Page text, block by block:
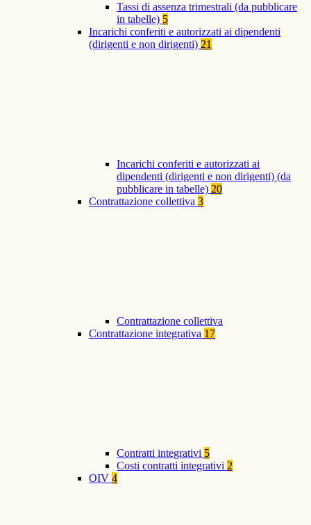
Tassi di assenza trimestrali (da pubblicare
in tabelle) 5
Incarichi conferiti e autorizzati ai dipendenti
(dirigenti e non dirigenti) 21
Incarichi conferiti e autorizzati ai
dipendenti (dirigenti e non dirigenti) (da
pubblicare in tabelle) 20
Contrattazione collettiva 3
Contrattazione collettiva
Contrattazione integrativa 17
Contratti integrativi 5
Costi contratti integrativi 2
OIV 4